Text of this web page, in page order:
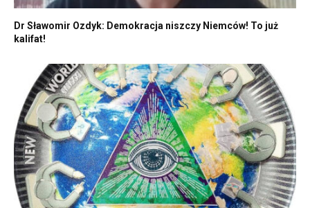
Dr Sławomir Ozdyk: Demokracja niszczy Niemców! To już
kalifat!